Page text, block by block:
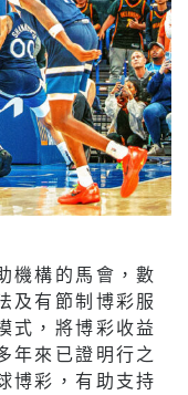
機構的馬會，數
及有節制博彩服
式，將博彩收益
年來已證明行之
博彩，有助支持